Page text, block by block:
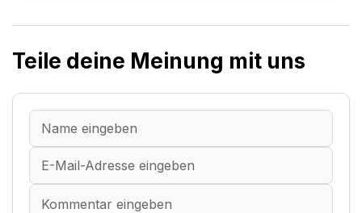
Teile deine Meinung mit uns